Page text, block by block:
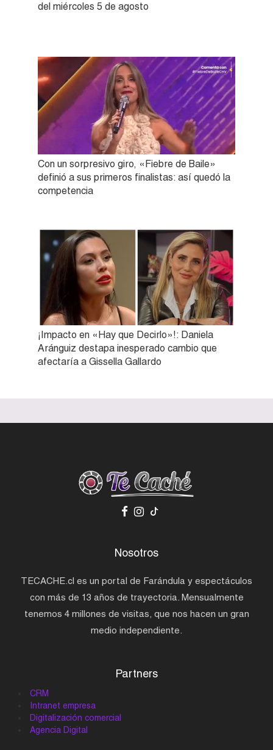
del miércoles 5 de agosto
Con un sorpresivo giro, «Fiebre de Baile»
definió a sus primeros finalistas: así quedó la
competencia
¡Impacto en «Hay que Decirlo»!: Daniela
Aránguiz destapa inesperado cambio que
afectaría a Gissella Gallardo
Nosotros
TECACHE.cl es un portal de Farándula y espectáculos
con más de 13 años de trayectoria. Mensualmente
tenemos 4 millones de visitas, que nos hacen un gran
medio independiente.
Partners
CRM
Intranet empresa
Digitalización comercial
Agencia Digital